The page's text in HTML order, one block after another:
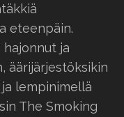
eteenpäin.
ja
äärijärjestöksikin
lempinimellä
The Smoking